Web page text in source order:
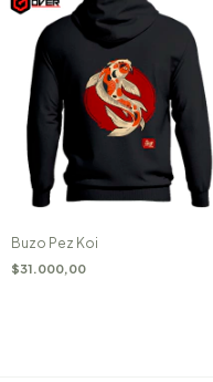
Buzo Pez Koi
$31.000,00